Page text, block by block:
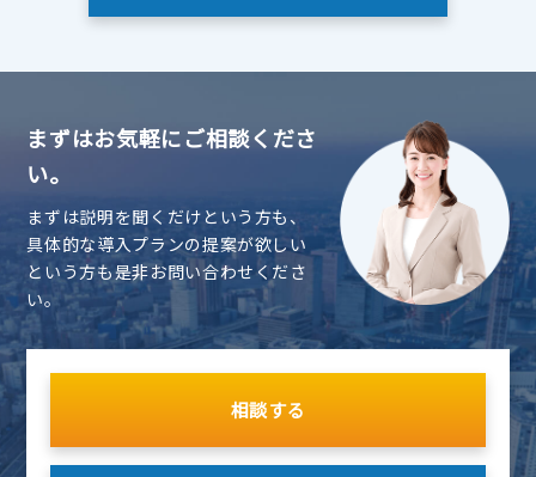
まずはお気軽にご相談くださ
い。
まずは説明を聞くだけという方も、
具体的な導入プランの提案が欲しい
という方も是非お問い合わせくださ
い。
相談する